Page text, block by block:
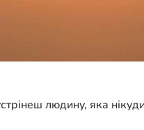
людину, яка